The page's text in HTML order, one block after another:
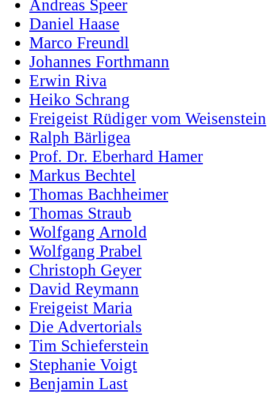
Andreas Speer
Daniel Haase
Marco Freundl
Johannes Forthmann
Erwin Riva
Heiko Schrang
Freigeist Rüdiger vom Weisenstein
Ralph Bärligea
Prof. Dr. Eberhard Hamer
Markus Bechtel
Thomas Bachheimer
Thomas Straub
Wolfgang Arnold
Wolfgang Prabel
Christoph Geyer
David Reymann
Freigeist Maria
Die Advertorials
Tim Schieferstein
Stephanie Voigt
Benjamin Last